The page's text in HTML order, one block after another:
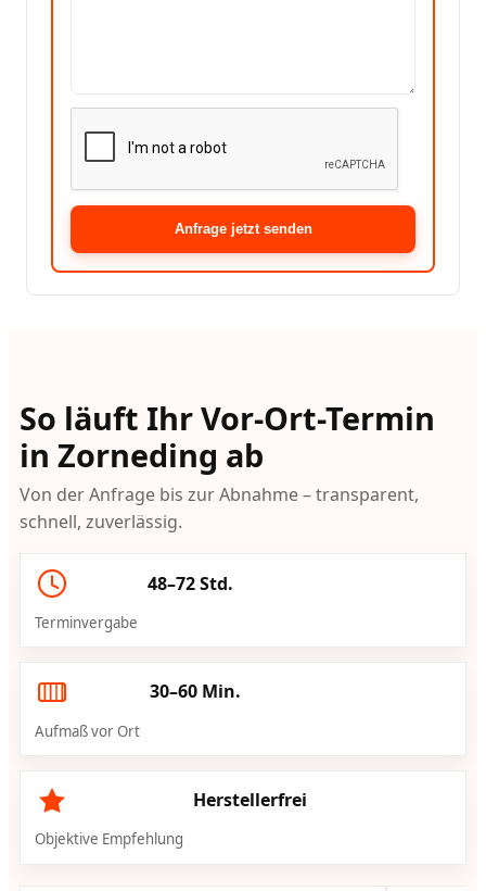
Anfrage jetzt senden
So läuft Ihr Vor-Ort-Termin
in Zorneding ab
Von der Anfrage bis zur Abnahme – transparent,
schnell, zuverlässig.
48–72 Std.
Terminvergabe
30–60 Min.
Aufmaß vor Ort
Herstellerfrei
Objektive Empfehlung